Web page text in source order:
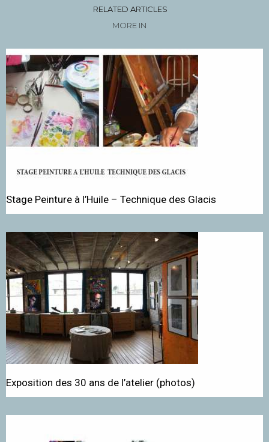
RELATED ARTICLES
MORE IN
Stage Peinture à l’Huile – Technique des Glacis
Exposition des 30 ans de l’atelier (photos)